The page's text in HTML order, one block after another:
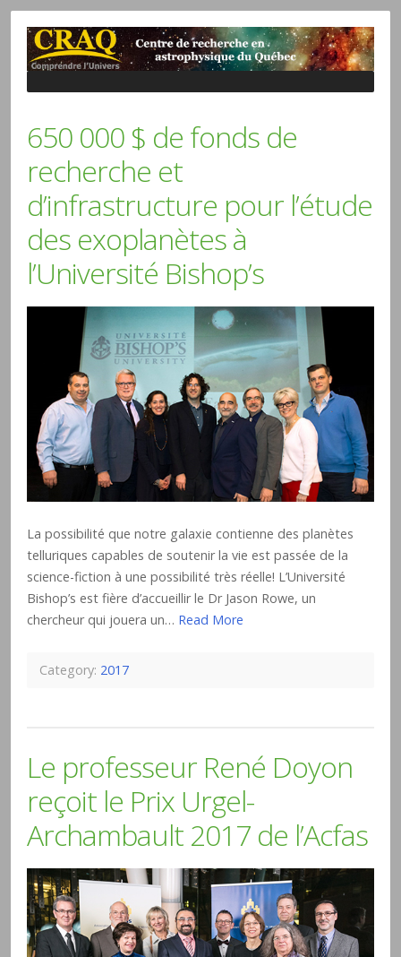
650 000 $ de fonds de
recherche et
d’infrastructure pour l’étude
des exoplanètes à
l’Université Bishop’s
La possibilité que notre galaxie contienne des planètes
telluriques capables de soutenir la vie est passée de la
science-fiction à une possibilité très réelle! L’Université
Bishop’s est fière d’accueillir le Dr Jason Rowe, un
chercheur qui jouera un… Read More
Category: 2017
Le professeur René Doyon
reçoit le Prix Urgel-
Archambault 2017 de l’Acfas